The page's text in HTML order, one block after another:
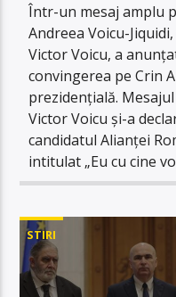
Într-un mesaj amplu
Andreea Voicu-
Victor Voicu, a
convingerea pe Crin
prezidențială.
Victor Voicu și-a
candidatul Alianței
intitulat „Eu cu cine
STIRI